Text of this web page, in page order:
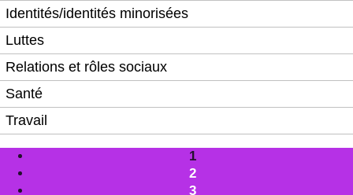
Identités/identités minorisées
Luttes
Relations et rôles sociaux
Santé
Travail
1
2
3